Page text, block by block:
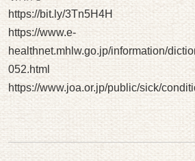
https://bit.ly/3Tn5H4H
https://www.e-
healthnet.mhlw.go.jp/information/
052.html
https://www.joa.or.jp/public/sick/